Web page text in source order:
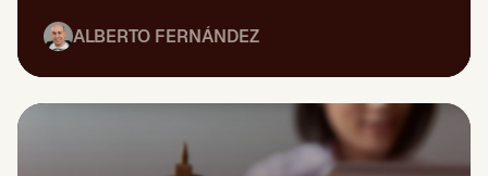
ALBERTO FERNÁNDEZ